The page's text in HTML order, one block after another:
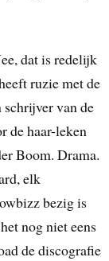
dat is redelijk
ruzie met de
van de
de haar-leken
Boom. Drama.
elk
bezig is
nog niet eens
de discografie